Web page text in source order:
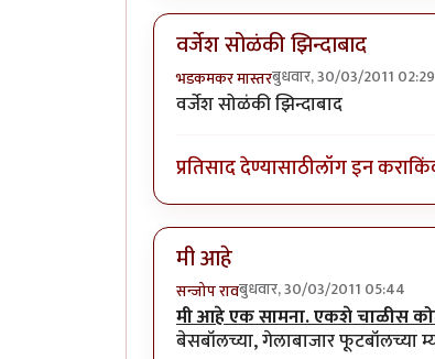
वर्जेश सोळंकी झिन्दाबाद
भडकमकर मास्तरबुधवार, 30/03/2011 02:29
वर्जेश सोळंकी झिन्दाबाद
प्रतिसाद देण्यासाठीलॉग इन करा
मी आहे
सन्जोप रावबुधवार, 30/03/2011 05:44
मी आहे एक सामना. एकशे चाळीस
बेसबॉलच्या, गेलाबाजार फूटबॉलच्या